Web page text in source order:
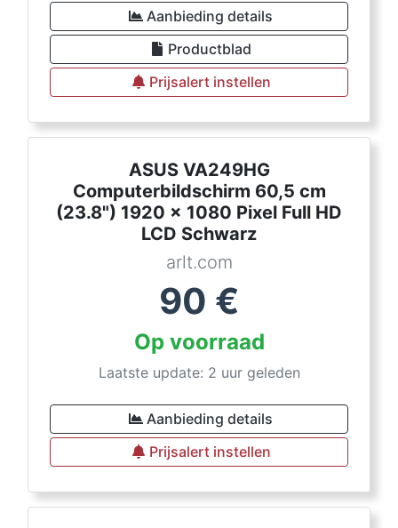
Aanbieding details
Productblad
Prijsalert instellen
ASUS VA249HG
Computerbildschirm 60,5 cm
(23.8") 1920 x 1080 Pixel Full HD
LCD Schwarz
arlt.com
90 €
Op voorraad
Laatste update: 2 uur geleden
Aanbieding details
Prijsalert instellen